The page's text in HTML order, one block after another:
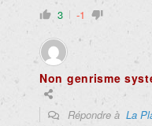
3 -1
Non genrisme
Répondre à La